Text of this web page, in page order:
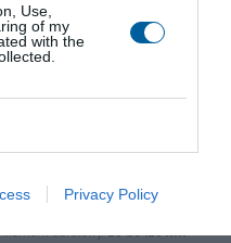
Use,
of my
with the
Privacy Policy
Energeryka, Wodociągi,
Przemysł
Moment obrotowy:25 do 125 Nm